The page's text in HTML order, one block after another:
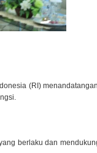
(RI)
berlaku dan